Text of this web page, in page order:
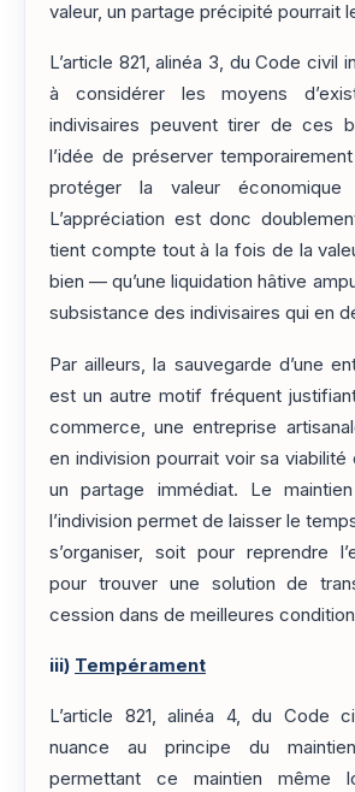
valeur, un partage précipité pourrait
L’article 821, alinéa 3, du Code civil
à considérer les moyens
indivisaires peuvent tirer de ces
l’idée de préserver
protéger la valeur économique
L’appréciation est donc
tient compte tout à la fois de la
bien — qu’une liquidation hâtive
subsistance des indivisaires qui en
Par ailleurs, la sauvegarde d’une
est un autre motif fréquent
commerce, une entreprise
en indivision pourrait voir sa
un partage immédiat. Le
l’indivision permet de laisser le
s’organiser, soit pour reprendre
pour trouver une solution de
cession dans de meilleures
iii) Tempérament
L’article 821, alinéa 4, du Code
nuance au principe du
permettant ce maintien même